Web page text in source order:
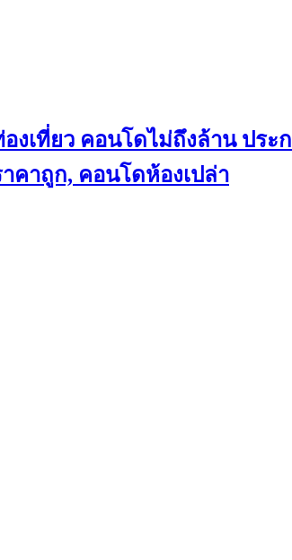
งเที่ยว คอนโดไม่ถึงล้าน ปร
คาถูก, คอนโดห้องเปล่า